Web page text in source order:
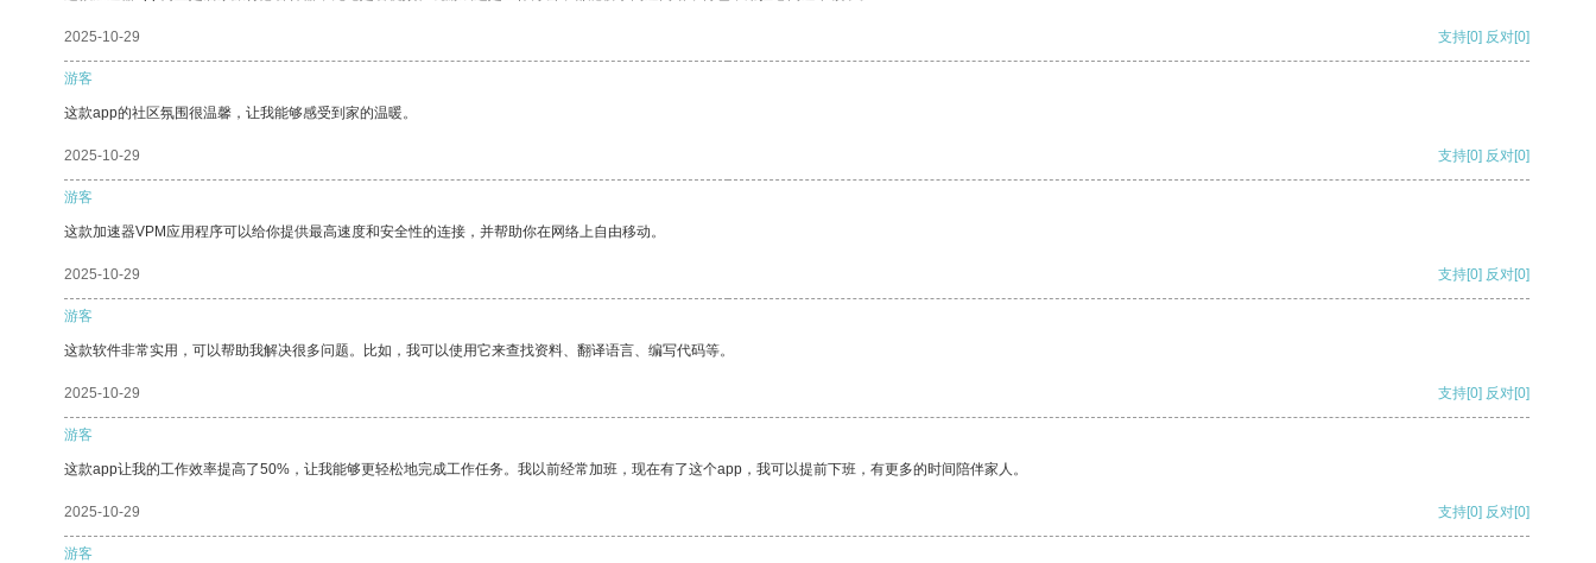
2025-10-29 支持[0] 反对[0]
游客
这款app的社区氛围很温馨，让我能够感受到家的温暖。
2025-10-29 支持[0] 反对[0]
游客
这款加速器VPM应用程序可以给你提供最高速度和安全性的连接，并帮助你在网络上自由移动。
2025-10-29 支持[0] 反对[0]
游客
这款软件非常实用，可以帮助我解决很多问题。比如，我可以使用它来查找资料、翻译语言、编写代码等。
2025-10-29 支持[0] 反对[0]
游客
这款app让我的工作效率提高了50%，让我能够更轻松地完成工作任务。我以前经常加班，现在有了这个app，我可以提前下班，有更多的时间陪伴家人。
2025-10-29 支持[0] 反对[0]
游客